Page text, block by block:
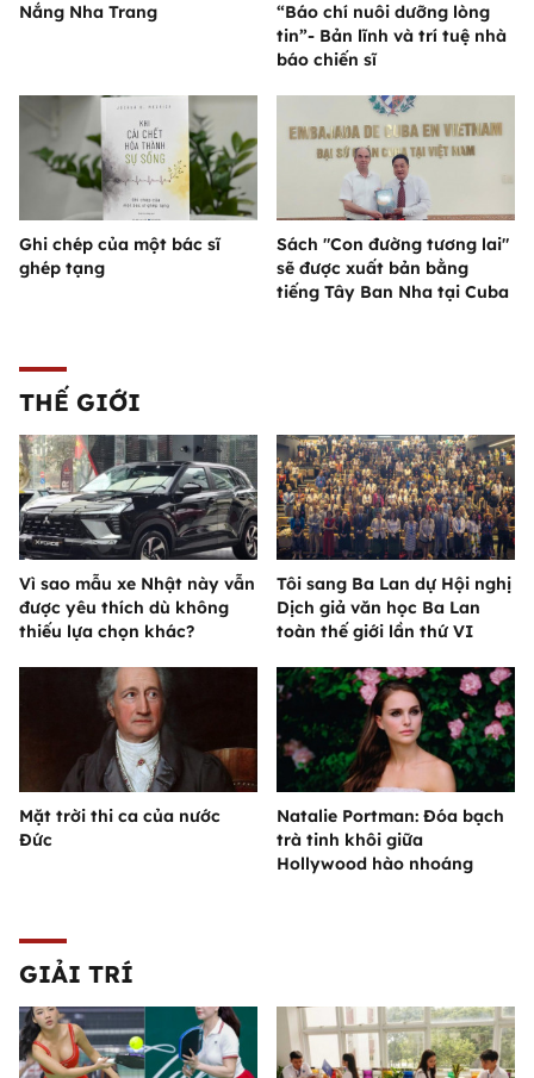
Nắng Nha Trang
“Báo chí nuôi dưỡng lòng
tin”- Bản lĩnh và trí tuệ nhà
báo chiến sĩ
Ghi chép của một bác sĩ
ghép tạng
Sách "Con đường tương lai"
sẽ được xuất bản bằng
tiếng Tây Ban Nha tại Cuba
THẾ GIỚI
Vì sao mẫu xe Nhật này vẫn
được yêu thích dù không
thiếu lựa chọn khác?
Tôi sang Ba Lan dự Hội nghị
Dịch giả văn học Ba Lan
toàn thế giới lần thứ VI
Mặt trời thi ca của nước
Đức
Natalie Portman: Đóa bạch
trà tinh khôi giữa
Hollywood hào nhoáng
GIẢI TRÍ